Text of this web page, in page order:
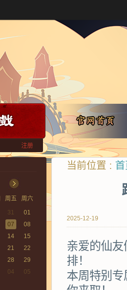
注册
周五
周六
31
01
07
08
14
15
21
22
28
29
04 05
当前位置 :
2025-12-19
亲爱的仙
排！
本周特别